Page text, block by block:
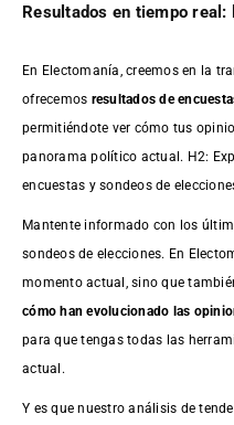
Resultados en tiempo real:
En Electomanía, creemos en la
ofrecemos resultados de
permitiéndote ver cómo tus
panorama político actual. H2:
encuestas y sondeos de
Mantente informado con los
sondeos de elecciones. En
momento actual, sino que
cómo han evolucionado las
para que tengas todas las
actual.
Y es que nuestro análisis de